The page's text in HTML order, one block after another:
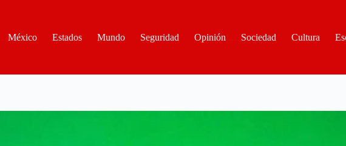
México
Estados Mundo Seguridad Opinión Sociedad Cultura